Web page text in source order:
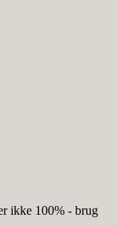
ikke 100% - brug